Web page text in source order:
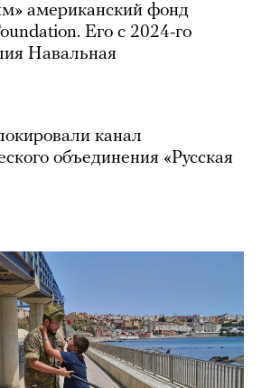
американский фонд
Его с 2024-го
Навальная
канал
объединения «Русская